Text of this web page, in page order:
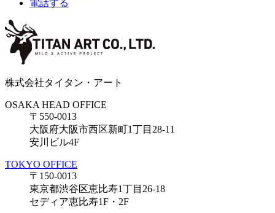
電話する
株式会社タイタン・アート
OSAKA HEAD OFFICE
〒550-0013
大阪府大阪市西区新町1丁目28-11
安川ビル4F
TOKYO OFFICE
〒150-0013
東京都渋谷区恵比寿1丁目26-18
セディア恵比寿1F・2F